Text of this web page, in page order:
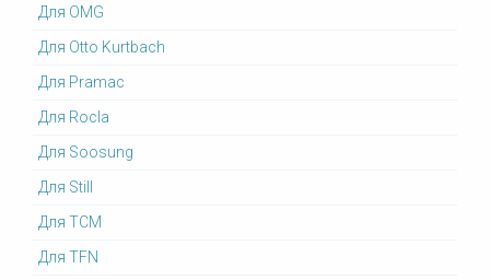
Для OMG
Для Otto Kurtbach
Для Pramac
Для Rocla
Для Soosung
Для Still
Для TCM
Для TFN